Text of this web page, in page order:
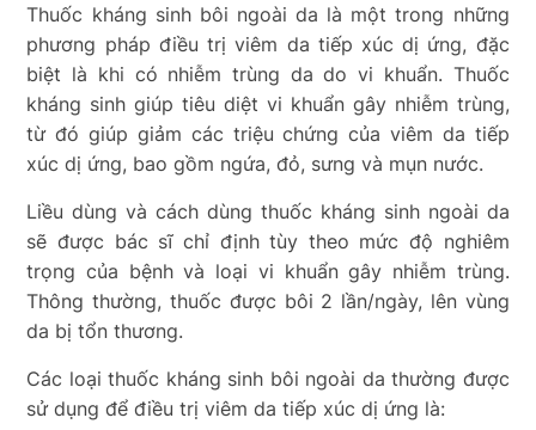
Thuốc kháng sinh bôi ngoài da là một trong những
phương pháp điều trị viêm da tiếp xúc dị ứng, đặc
biệt là khi có nhiễm trùng da do vi khuẩn. Thuốc
kháng sinh giúp tiêu diệt vi khuẩn gây nhiễm trùng,
từ đó giúp giảm các triệu chứng của viêm da tiếp
xúc dị ứng, bao gồm ngứa, đỏ, sưng và mụn nước.
Liều dùng và cách dùng thuốc kháng sinh ngoài da
sẽ được bác sĩ chỉ định tùy theo mức độ nghiêm
trọng của bệnh và loại vi khuẩn gây nhiễm trùng.
Thông thường, thuốc được bôi 2 lần/ngày, lên vùng
da bị tổn thương.
Các loại thuốc kháng sinh bôi ngoài da thường được
sử dụng để điều trị viêm da tiếp xúc dị ứng là: